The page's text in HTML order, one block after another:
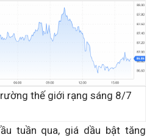
thế giới rạng sáng 8/7
tuần qua, giá dầu bật tăng